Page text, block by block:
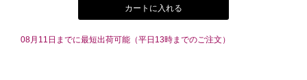
カートに入れる
08月11日までに最短出荷可能（平日13時までのご注文）